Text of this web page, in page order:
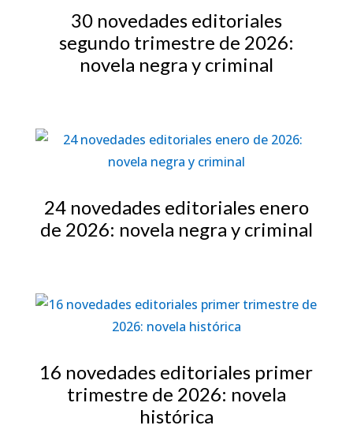
30 novedades editoriales
segundo trimestre de 2026:
novela negra y criminal
24 novedades editoriales enero
de 2026: novela negra y criminal
16 novedades editoriales primer
trimestre de 2026: novela
histórica